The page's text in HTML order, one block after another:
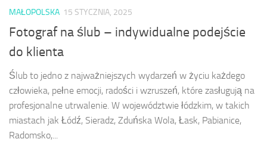
MAŁOPOLSKA 15 STYCZNIA, 2025
Fotograf na ślub – indywidualne podejście
do klienta
Ślub to jedno z najważniejszych wydarzeń w życiu każdego
człowieka, pełne emocji, radości i wzruszeń, które zasługują na
profesjonalne utrwalenie. W województwie łódzkim, w takich
miastach jak Łódź, Sieradz, Zduńska Wola, Łask, Pabianice,
Radomsko,...